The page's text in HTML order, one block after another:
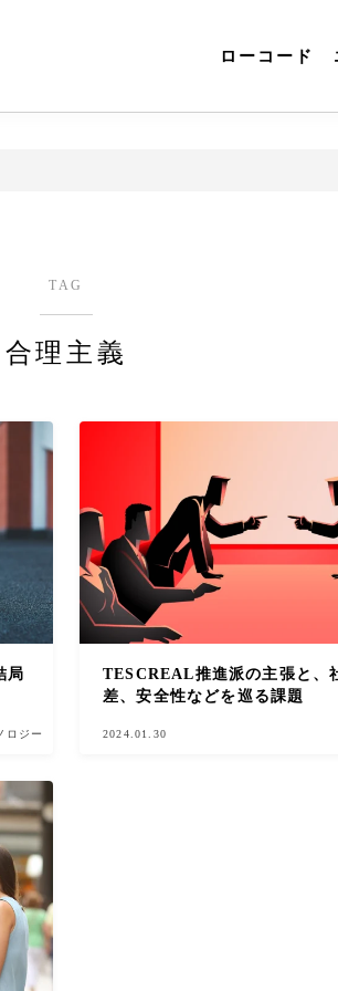
ローコード
TAG
合理主義
局
ロジー
TESCREAL推進派の主張と、
差、安全性などを巡る課題
2024.01.30